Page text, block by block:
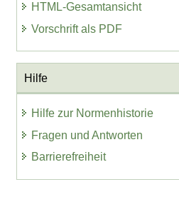
HTML-Gesamtansicht
Vorschrift als PDF
Hilfe
Hilfe zur Normenhistorie
Fragen und Antworten
Barrierefreiheit